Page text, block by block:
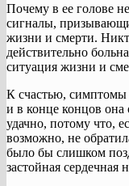
Почему в ее голове
сигналы,
жизни и смерти.
действительно
ситуация жизни и
К счастью,
и в конце концов она
удачно, потому что,
возможно, не
было бы слишком
застойная сердечная